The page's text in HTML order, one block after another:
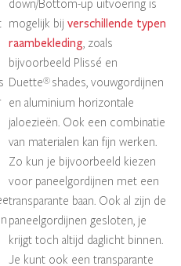
down/Bottom-up uitvoering is
mogelijk bijverschillende typen
raambekleding, zoals
bijvoorbeeld Plissé en
Duette® shades, vouwgordijnen
en aluminium horizontale
jaloezieën. Ook een combinatie
van materialen kan fijn werken.
Zo kun je bijvoorbeeld kiezen
voor paneelgordijnen met een
transparante baan. Ook al zijn de
paneelgordijnen gesloten, je
krijgt toch altijd daglicht binnen.
Je kunt ook een transparante